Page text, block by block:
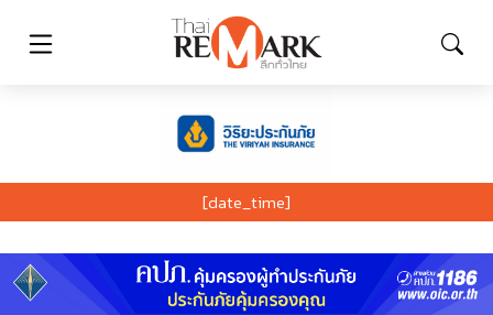
[date_time]